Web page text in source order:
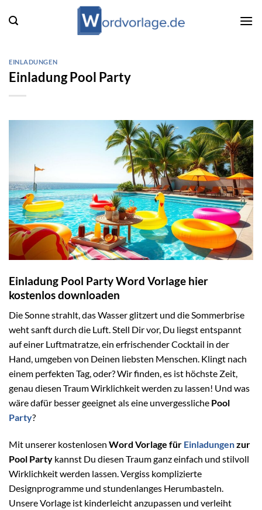
Inhalt
EINLADUNGEN
Einladung Pool Party
Einladung Pool Party Word Vorlage hier
kostenlos downloaden
Die Sonne strahlt, das Wasser glitzert und die Sommerbrise
weht sanft durch die Luft. Stell Dir vor, Du liegst entspannt
auf einer Luftmatratze, ein erfrischender Cocktail in der
Hand, umgeben von Deinen liebsten Menschen. Klingt nach
einem perfekten Tag, oder? Wir finden, es ist höchste Zeit,
genau diesen Traum Wirklichkeit werden zu lassen! Und was
wäre dafür besser geeignet als eine unvergessliche Pool
Party?
Mit unserer kostenlosen Word Vorlage für Einladungenzur
Pool Party kannst Du diesen Traum ganz einfach und stilvoll
Wirklichkeit werden lassen. Vergiss komplizierte
Designprogramme und stundenlanges Herumbasteln.
Unsere Vorlage ist kinderleicht anzupassen und verleiht